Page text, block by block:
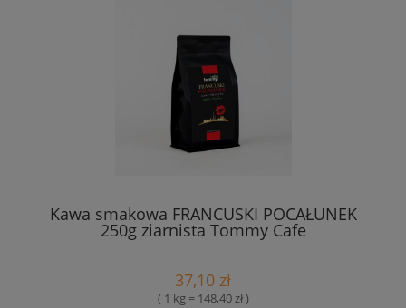
Kawa smakowa FRANCUSKI POCAŁUNEK
250g ziarnista Tommy Cafe
37,10 zł
( 1 kg = 148,40 zł )